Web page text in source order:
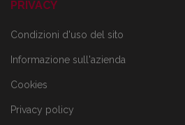
PRIVACY
Condizioni d'uso del sito
Informazione sull'azienda
Cookies
Privacy policy